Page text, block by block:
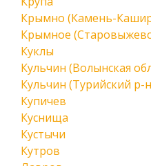
Крымно (Камень-
Крымное
Куклы
Кульчин (Волынская
Кульчин (Турийский р-
Купичев
Куснища
Кустычи
Кутров